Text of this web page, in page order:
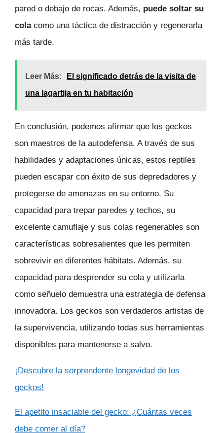
pared o debajo de rocas. Además, puede soltar su
colacomo una táctica de distracción y regenerarla
más tarde.
Leer Más:
El significado detrás de la visita de
una lagartija en tu habitación
En conclusión, podemos afirmar que los geckos
son maestros de la autodefensa. A través de sus
habilidades y adaptaciones únicas, estos reptiles
pueden escapar con éxito de sus depredadores y
protegerse de amenazas en su entorno. Su
capacidad para trepar paredes y techos, su
excelente camuflaje y sus colas regenerables son
características sobresalientes que les permiten
sobrevivir en diferentes hábitats. Además, su
capacidad para desprender su cola y utilizarla
como señuelo demuestra una estrategia de defensa
innovadora. Los geckos son verdaderos artistas de
la supervivencia, utilizando todas sus herramientas
disponibles para mantenerse a salvo.
¡Descubre la sorprendente longevidad de los
geckos!
El apetito insaciable del gecko: ¿Cuántas veces
debe comer al día?